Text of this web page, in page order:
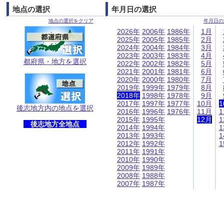
地点の選択
地点の選択をクリア
都府県・地方を選択
後志地方内の地点を選択
後志地方全地点
年月日の選択
年月日
2026年
2025年
2024年
2023年
2022年
2021年
2020年
2019年
2018年
2017年
2016年
2015年
2014年
2013年
2012年
2011年
2010年
2009年
2008年
2007年
2006年
2005年
2004年
2003年
2002年
2001年
2000年
1999年
1998年
1997年
1996年
1995年
1994年
1993年
1992年
1991年
1990年
1989年
1988年
1987年
1986年
1985年
1984年
1983年
1982年
1981年
1980年
1979年
1978年
1977年
1976年
1月
2月
3月
4月
5月
6月
7月
8月
9月
10月
11月
12月